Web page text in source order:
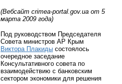
(Вебсайт crimea-portal.gov.ua от 5
марта 2009 года)
Под руководством Председателя
Совета министров АР Крым
Виктора Плакиды состоялось
очередное заседание
Консультативного совета по
взаимодействию с банковским
сектором экономики для решения